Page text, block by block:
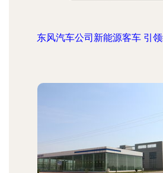
东风汽车公司新能源客车 引